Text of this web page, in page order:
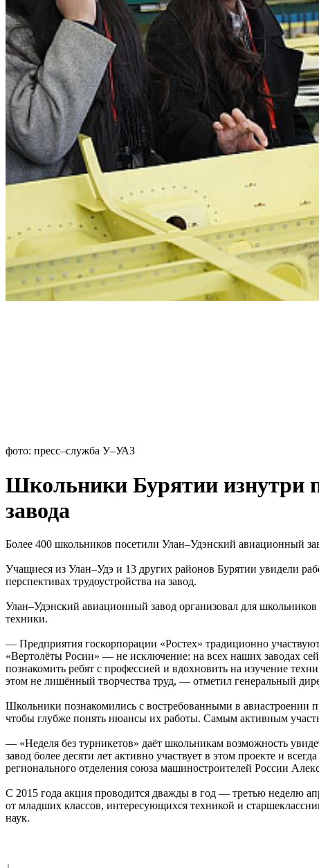
фото: пресс–служба У–УАЗ
Школьники Бурятии изнутри
завода
Более 400 школьников посетили Улан–Удэнский авиационный
Учащиеся из Улан–Удэ и 13 других районов Бурятии увидели
перспективах трудоустройства на завод.
Улан–Удэнский авиационный завод организовал для
техники.
— Предприятия госкорпорации «Ростех» традиционно
«Вертолёты Росии» — не исключение: на всех наших заводах
познакомить ребят с профессией и вдохновить на изучение
этом не лишённый творчества труд, — отметил генеральный
Школьники познакомились с востребованными в авиастроении
чтобы глубже понять нюансы их работы. Самым активным
— «Неделя без турникетов» даёт школьникам возможность
завод более десяти лет активно участвует в этом проекте и
регионального отделения союза машиностроителей России
С 2015 года акция проводится дважды в год — третью неделю
от младших классов, интересующихся техникой и
наук.